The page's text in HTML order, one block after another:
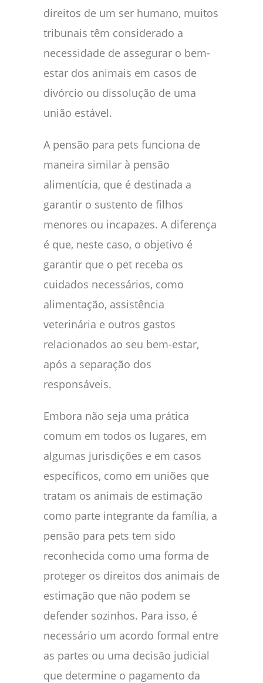
direitos de um ser humano, muitos
tribunais têm considerado a
necessidade de assegurar o bem-
estar dos animais em casos de
divórcio ou dissolução de uma
união estável.
A pensão para pets funciona de
maneira similar à pensão
alimentícia, que é destinada a
garantir o sustento de filhos
menores ou incapazes. A diferença
é que, neste caso, o objetivo é
garantir que o pet receba os
cuidados necessários, como
alimentação, assistência
veterinária e outros gastos
relacionados ao seu bem-estar,
após a separação dos
responsáveis.
Embora não seja uma prática
comum em todos os lugares, em
algumas jurisdições e em casos
específicos, como em uniões que
tratam os animais de estimação
como parte integrante da família, a
pensão para pets tem sido
reconhecida como uma forma de
proteger os direitos dos animais de
estimação que não podem se
defender sozinhos. Para isso, é
necessário um acordo formal entre
as partes ou uma decisão judicial
que determine o pagamento da